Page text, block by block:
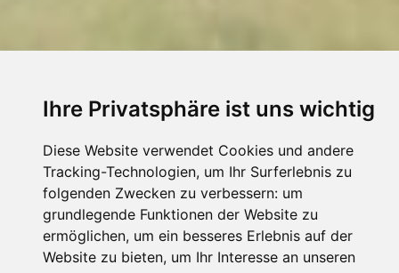
Ihre Privatsphäre ist uns wichtig
Diese Website verwendet Cookies und andere
Tracking-Technologien, um Ihr Surferlebnis zu
folgenden Zwecken zu verbessern: um
grundlegende Funktionen der Website zu
ermöglichen, um ein besseres Erlebnis auf der
Website zu bieten, um Ihr Interesse an unseren